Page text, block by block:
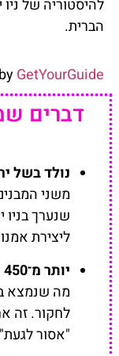
להיסטוריה של
הברית.
GetYourGuide
דברים
נולד בשל
משני
ליצירת
יותר מ־450 תערוכות אינטראקטיביות
מה שנמצא
לחקור. זה
"אסור